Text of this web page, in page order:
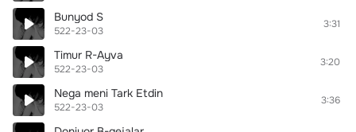
Bunyod S
522-23-03
3:31
Timur R-Ayva
522-23-03
3:20
Nega meni Tark Etdin
522-23-03
3:36